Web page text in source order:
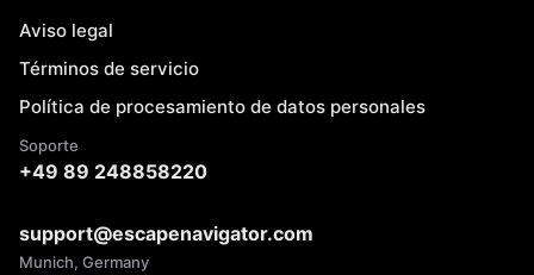
Aviso legal
Términos de servicio
Política de procesamiento de datos personales
Soporte
+49 89 248858220
support@escapenavigator.com
Munich, Germany